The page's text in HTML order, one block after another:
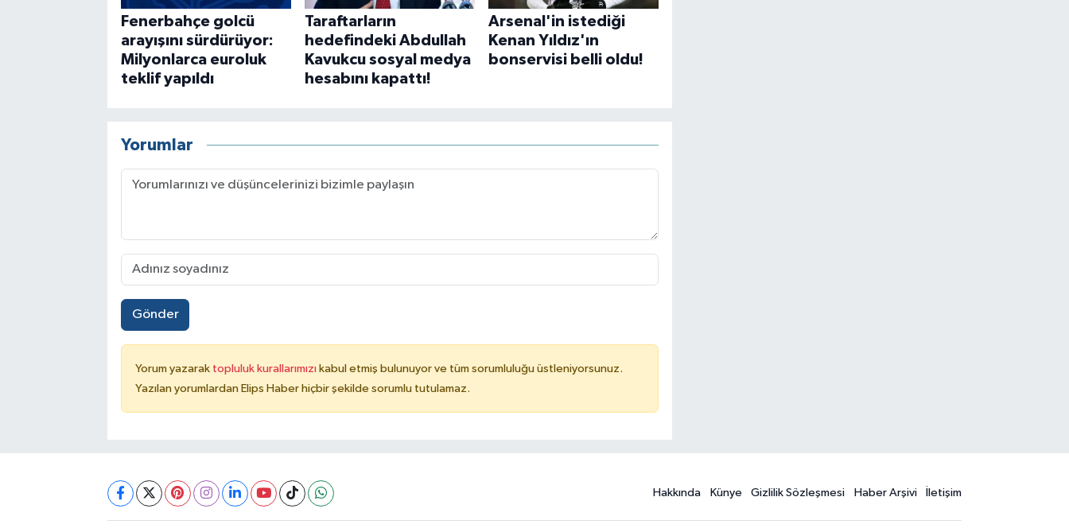
Fenerbahçe golcü
arayışını sürdürüyor:
Milyonlarca euroluk
teklif yapıldı
Taraftarların
hedefindeki Abdullah
Kavukcu sosyal medya
hesabını kapattı!
Arsenal'in istediği
Kenan Yıldız'ın
bonservisi belli oldu!
Yorumlar
Gönder
Yorum yazarak topluluk kurallarımızı kabul etmiş bulunuyor ve tüm sorumluluğu üstleniyorsunuz.
Yazılan yorumlardan Elips Haber hiçbir şekilde sorumlu tutulamaz.
Hakkında Künye Gizlilik Sözleşmesi Haber Arşivi İletişim